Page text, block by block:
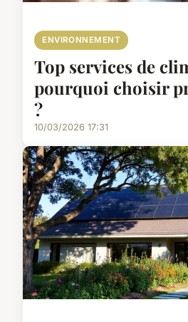
ENVIRONNEMENT
Top services de
pourquoi choisir
?
10/03/2026 17:31